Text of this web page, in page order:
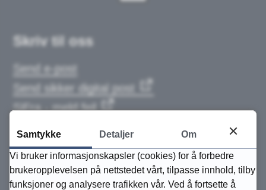
Skriv til oss
Send e-post
Send sikker digital post
SiFra - meld feil
Faktura- og postadresse:
Frolandsveien 995
4820 Froland
Samtykke Detaljer Om
Vi bruker informasjonskapsler (cookies) for å forbedre
brukeropplevelsen på nettstedet vårt, tilpasse innhold, tilby
funksjoner og analysere trafikken vår. Ved å fortsette å